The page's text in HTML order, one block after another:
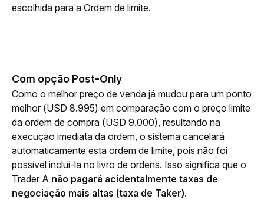
escolhida para a Ordem de limite.
Com opção Post-Only
Como o melhor preço de venda já mudou para um ponto
melhor (USD 8.995) em comparação com o preço limite
da ordem de compra (USD 9.000), resultando na
execução imediata da ordem, o sistema cancelará
automaticamente esta ordem de limite, pois não foi
possível incluí-la no livro de ordens. Isso significa que o
Trader A não pagará acidentalmente taxas de
negociação mais altas (taxa de Taker).